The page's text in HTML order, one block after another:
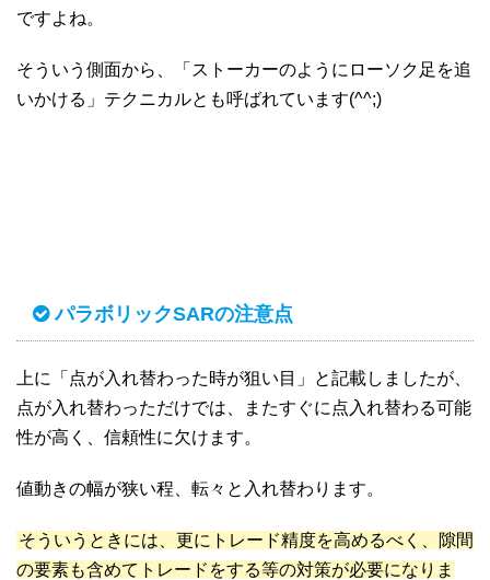
ですよね。
そういう側面から、「ストーカーのようにローソク足を追
いかける」テクニカルとも呼ばれています(^^;)
パラボリックSARの注意点
上に「点が入れ替わった時が狙い目」と記載しましたが、
点が入れ替わっただけでは、またすぐに点入れ替わる可能
性が高く、信頼性に欠けます。
値動きの幅が狭い程、転々と入れ替わります。
そういうときには、更にトレード精度を高めるべく、隙間
の要素も含めてトレードをする等の対策が必要になりま